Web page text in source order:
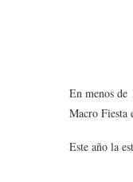
En menos de
Macro Fiesta
Este año la